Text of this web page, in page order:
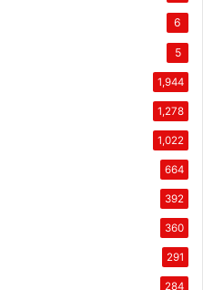
6
5
1,944
1,278
1,022
664
392
360
291
284